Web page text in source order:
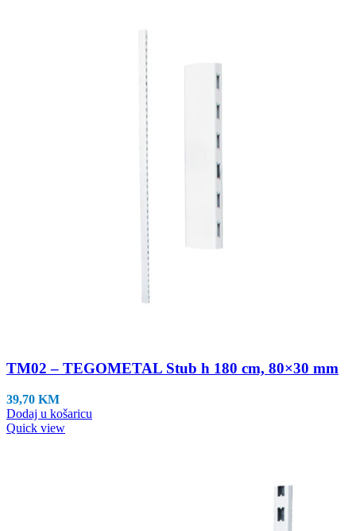
TM02 – TEGOMETAL Stub h 180 cm, 80×30 mm
39,70 KM
Dodaj u košaricu
Quick view